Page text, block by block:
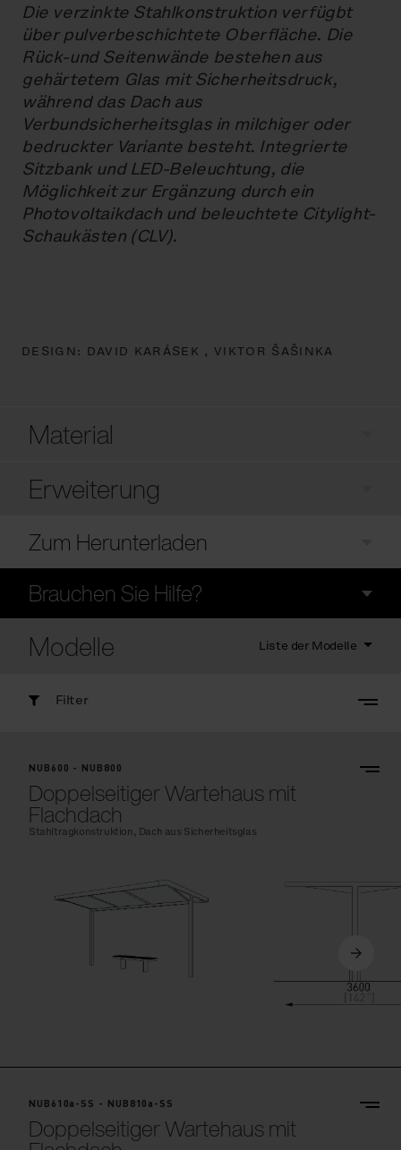
Die verzinkte Stahlkonstruktion verfügbt
über pulverbeschichtete Oberfläche. Die
Rück-und Seitenwände bestehen aus
gehärtetem Glas mit Sicherheitsdruck,
während das Dach aus
Verbundsicherheitsglas in milchiger oder
bedruckter Variante besteht. Integrierte
Sitzbank und LED-Beleuchtung, die
Möglichkeit zur Ergänzung durch ein
Photovoltaikdach und beleuchtete Citylight-
Schaukästen (CLV).
DESIGN: DAVID KARÁSEK , VIKTOR ŠAŠINKA
Material
Erweiterung
Zum Herunterladen
Brauchen Sie Hilfe?
Modelle Liste der Modelle
Filter
NUB600 - NUB800
Doppelseitiger Wartehaus mit
Flachdach
Stahltragkonstruktion, Dach aus Sicherheitsglas
NUB610a-SS - NUB810a-SS
Doppelseitiger Wartehaus mit